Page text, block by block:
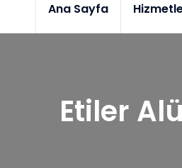
Ana Sayfa
Etiler